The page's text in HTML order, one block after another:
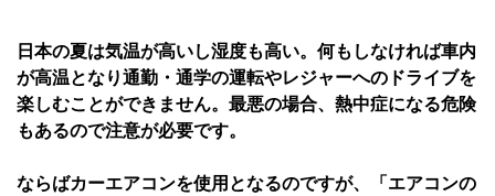
日本の夏は気温が高いし湿度も高い。何もしなければ車内
が高温となり通勤・通学の運転やレジャーへのドライブを
楽しむことができません。最悪の場合、熱中症になる危険
もあるので注意が必要です。
ならばカーエアコンを使用となるのですが、「エアコンの